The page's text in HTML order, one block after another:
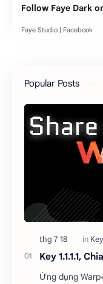
Follow Faye Dark
Faye Studio | Facebook
Popular Posts
Key 1.1.1.1,
Ứng dụng